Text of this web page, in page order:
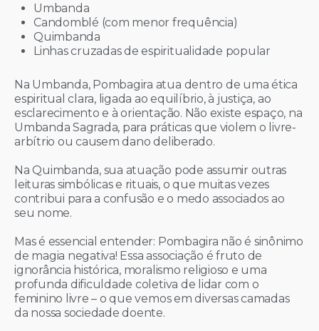
Umbanda
Candomblé (com menor frequência)
Quimbanda
Linhas cruzadas de espiritualidade popular
Na Umbanda, Pombagira atua dentro de uma ética
espiritual clara, ligada ao equilíbrio, à justiça, ao
esclarecimento e à orientação. Não existe espaço, na
Umbanda Sagrada, para práticas que violem o livre-
arbítrio ou causem dano deliberado.
Na Quimbanda, sua atuação pode assumir outras
leituras simbólicas e rituais, o que muitas vezes
contribui para a confusão e o medo associados ao
seu nome.
Mas é essencial entender: Pombagira não é sinônimo
de magia negativa! Essa associação é fruto de
ignorância histórica, moralismo religioso e uma
profunda dificuldade coletiva de lidar com o
feminino livre – o que vemos em diversas camadas
da nossa sociedade doente.